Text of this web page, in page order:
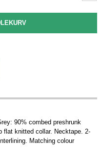
90% combed preshrunk
flat knitted collar. Necktape. 2-
Matching colour